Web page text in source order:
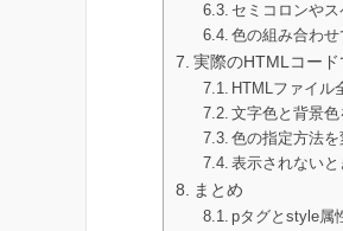
セミコロンや
色の組み合わ
実際のHTMLコー
HTMLファイル
文字色と背景
色の指定方法
表示されない
まとめ
pタグとstyle属